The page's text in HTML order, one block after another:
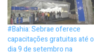
#Bahia: Sebrae oferece
capacitações gratuitas até o
dia 9 de setembro na